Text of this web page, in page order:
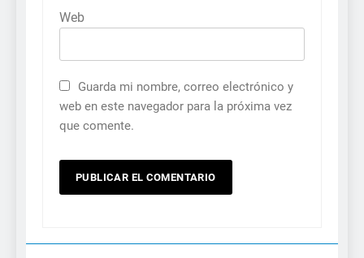
Web
Guarda mi nombre, correo electrónico y
web en este navegador para la próxima vez
que comente.